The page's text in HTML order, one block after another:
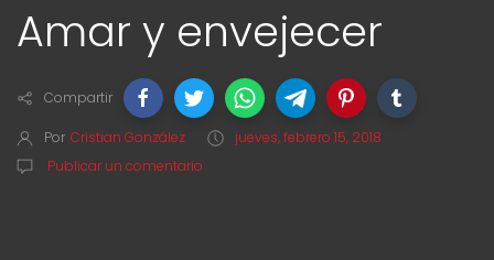
Amar y envejecer
Compartir
Por Cristian González
jueves, febrero 15, 2018
Publicar un comentario